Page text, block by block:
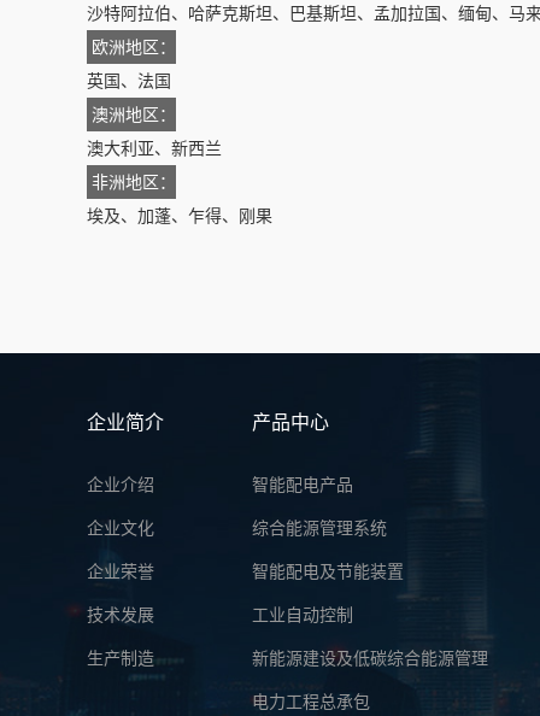
沙特阿拉伯、 哈萨克斯坦、
巴基斯坦、孟加拉国、缅甸、马
欧洲地区：
英国、法国
澳洲地区：
澳大利亚、新西兰
非洲地区：
埃及、加蓬、乍得、刚果
企业简介
企业介绍
企业文化
企业荣誉
技术发展
生产制造
产品中心
智能配电产品
综合能源管理系统
智能配电及节能装置
工业自动控制
新能源建设及低碳综合能源管理
电力工程总承包